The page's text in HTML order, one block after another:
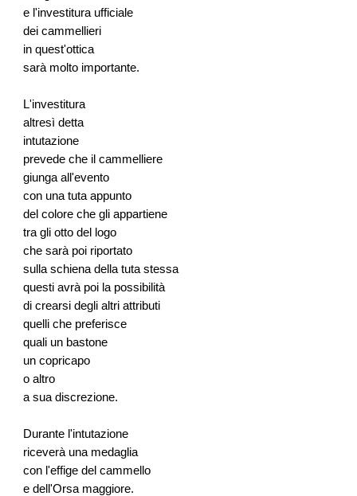
e l'investitura ufficiale
dei cammellieri
in quest'ottica
sarà molto importante.
L'investitura
altresì detta
intutazione
prevede che il cammelliere
giunga all'evento
con una tuta appunto
del colore che gli appartiene
tra gli otto del logo
che sarà poi riportato
sulla schiena della tuta stessa
questi avrà poi la possibilità
di crearsi degli altri attributi
quelli che preferisce
quali un bastone
un copricapo
o altro
a sua discrezione.
Durante l'intutazione
riceverà una medaglia
con l'effige del cammello
e dell'Orsa maggiore.